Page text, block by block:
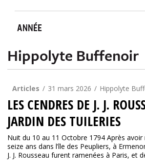
ANNÉE
Hippolyte Buffenoir
Articles 31 mars 2026 Hippolyte
LES CENDRES DE J. J.
JARDIN DES TUILERIES
Nuit du 10 au 11 Octobre 1794 Après
seize ans dans l’île des Peupliers, à
J. J. Rousseau furent ramenées à Paris, et